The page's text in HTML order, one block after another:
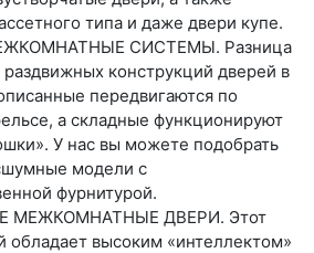
типа и даже двери купе.
СИСТЕМЫ. Разница
раздвижных конструкций дверей в
передвигаются по
а складные функционируют
У нас вы можете подобрать
модели с
фурнитурой.
МЕЖКОМНАТНЫЕ ДВЕРИ. Этот
обладает высоким «интеллектом»